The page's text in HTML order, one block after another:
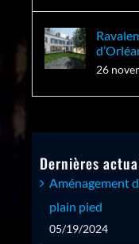
26
Dernières
Aménagement
plain pied
05/19/2024